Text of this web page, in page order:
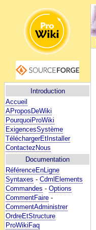
Introduction
Accueil
AProposDeWiki
PourquoiProWiki
ExigencesSystème
TéléchargerEtInstaller
ContactezNous
Documentation
RéférenceEnLigne
Syntaxes - CdmlElements
Commandes - Options
CommentFaire -
CommentAdministrer
OrdreEtStructure
ProWikiFaq